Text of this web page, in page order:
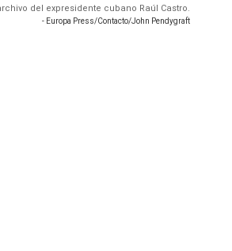
del expresidente cubano Raúl Castro.
- Europa Press/Contacto/John Pendygraft